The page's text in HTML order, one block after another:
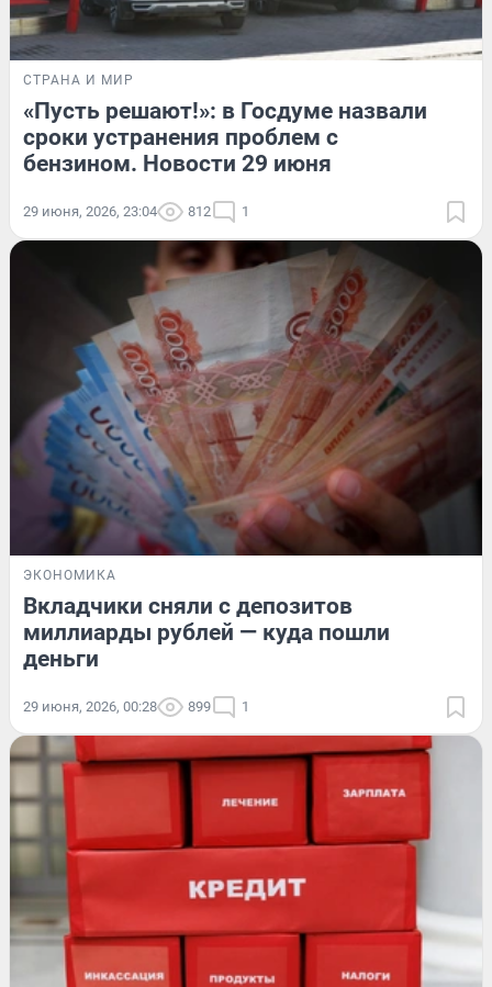
СТРАНА И МИР
«Пусть решают!»: в Госдуме назвали
сроки устранения проблем с
бензином. Новости 29 июня
29 июня, 2026, 23:04 812 1
ЭКОНОМИКА
Вкладчики сняли с депозитов
миллиарды рублей — куда пошли
деньги
29 июня, 2026, 00:28 899 1